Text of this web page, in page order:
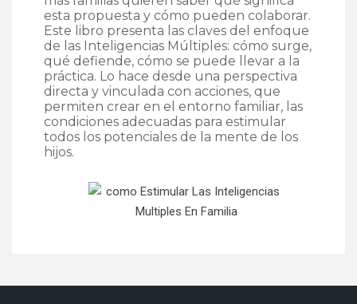
esta propuesta y cómo pueden colaborar.
Este libro presenta las claves del enfoque
de las Inteligencias Múltiples: cómo surge,
qué defiende, cómo se puede llevar a la
práctica. Lo hace desde una perspectiva
directa y vinculada con acciones, que
permiten crear en el entorno familiar, las
condiciones adecuadas para estimular
todos los potenciales de la mente de los
hijos.